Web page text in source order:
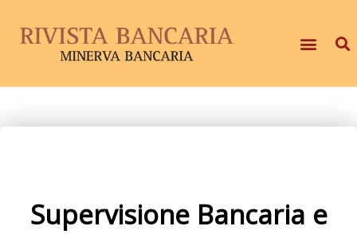
Supervisione Bancaria e